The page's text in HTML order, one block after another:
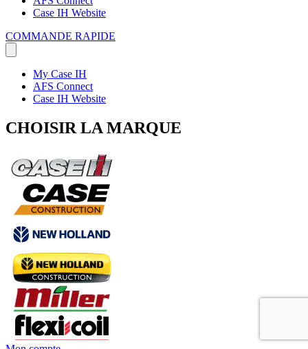
Case IH Website
COMMANDE RAPIDE
My Case IH
AFS Connect
Case IH Website
CHOISIR LA MARQUE